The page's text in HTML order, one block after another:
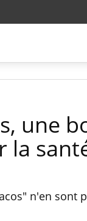
une
la
n'en sont